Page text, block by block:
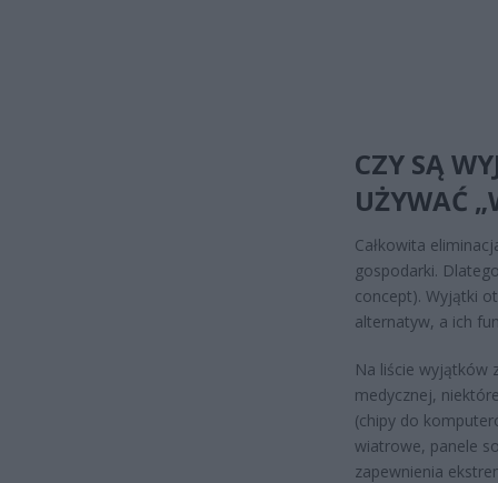
CZY SĄ
UŻYWAĆ
Całkowita
gospodarki.
concept). Wyjątki
alternatyw, a ich
Na liście wyjątków
medycznej,
(chipy do
wiatrowe, panele
zapewnienia